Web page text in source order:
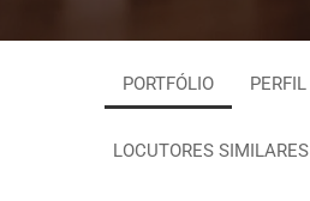
PORTFÓLIO PERFIL
LOCUTORES SIMILARES